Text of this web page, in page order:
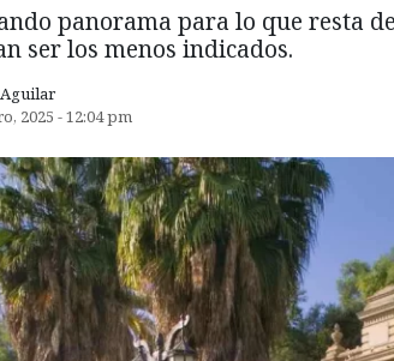
panorama para lo que resta
ser los menos indicados.
2025 - 12:04 pm